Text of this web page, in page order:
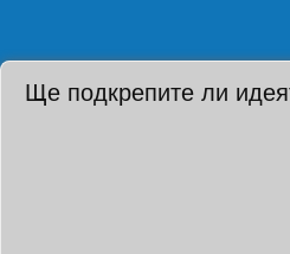
Ще подкрепите ли